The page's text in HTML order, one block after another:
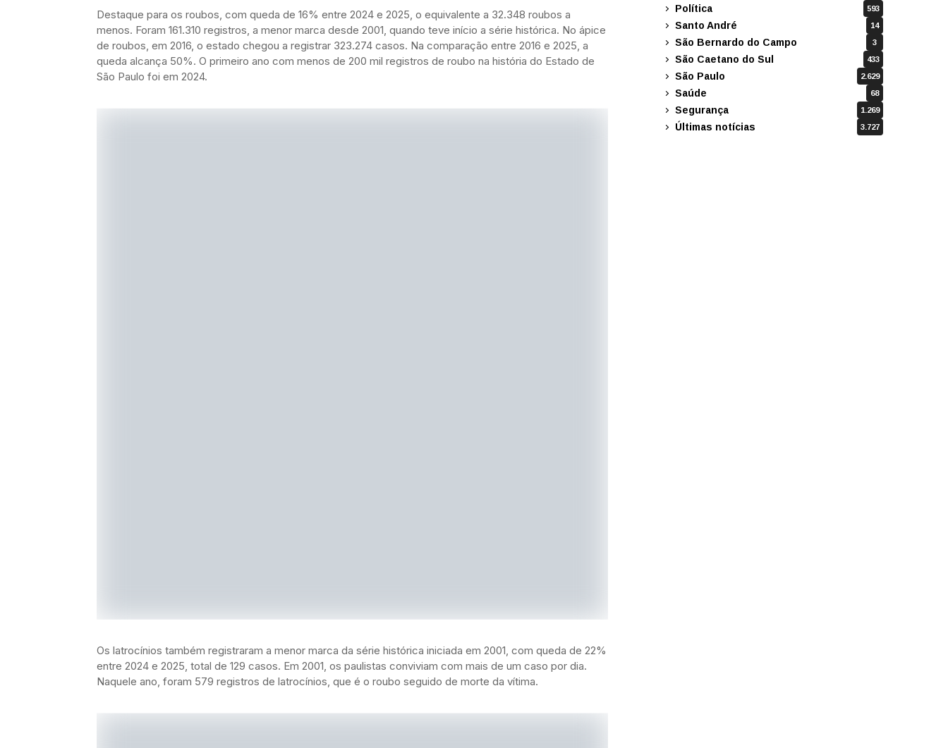
Destaque para os roubos, com queda de 16% entre 2024 e 2025, o equivalente a 32.348 roubos a
menos. Foram 161.310 registros, a menor marca desde 2001, quando teve início a série histórica. No ápice
de roubos, em 2016, o estado chegou a registrar 323.274 casos. Na comparação entre 2016 e 2025, a
queda alcança 50%. O primeiro ano com menos de 200 mil registros de roubo na história do Estado de
São Paulo foi em 2024.
Os latrocínios também registraram a menor marca da série histórica iniciada em 2001, com queda de 22%
entre 2024 e 2025, total de 129 casos. Em 2001, os paulistas conviviam com mais de um caso por dia.
Naquele ano, foram 579 registros de latrocínios, que é o roubo seguido de morte da vítima.
Política 593
Santo André 14
São Bernardo do Campo 3
São Caetano do Sul 433
São Paulo 2.629
Saúde 68
Segurança 1.269
Últimas notícias 3.727